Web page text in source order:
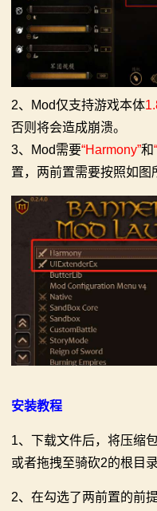
2、Mod仅支持游戏本体
否则将会造成崩溃。
3、Mod需要“Harmony”和
置，两前置需要按照如图
安装教程
1、下载文件后，将压缩
或者拖拽至骑砍2的根目
​2、在勾选了两前置的前